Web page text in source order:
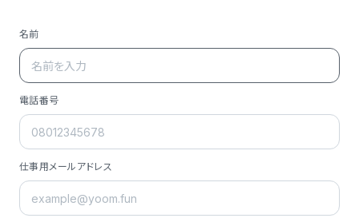
名前
電話番号
仕事用メールアドレス